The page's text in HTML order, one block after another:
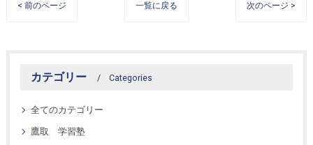
< 前のページ 一覧に戻る 次のページ >
カテゴリー Categories
全てのカテゴリー
鷹取 学習塾